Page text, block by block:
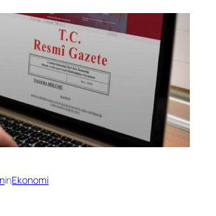
inEkonomi